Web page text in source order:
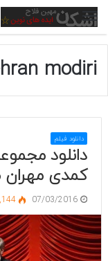
منو
modiri
دانلود فیلم
دانلود
کمدی مهران
07/03/2016